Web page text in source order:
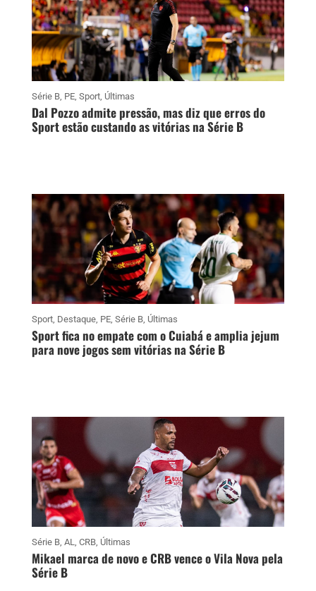
Série B, PE, Sport, Últimas
Dal Pozzo admite pressão, mas diz que erros do
Sport estão custando as vitórias na Série B
Sport, Destaque, PE, Série B, Últimas
Sport fica no empate com o Cuiabá e amplia jejum
para nove jogos sem vitórias na Série B
Série B, AL, CRB, Últimas
Mikael marca de novo e CRB vence o Vila Nova pela
Série B